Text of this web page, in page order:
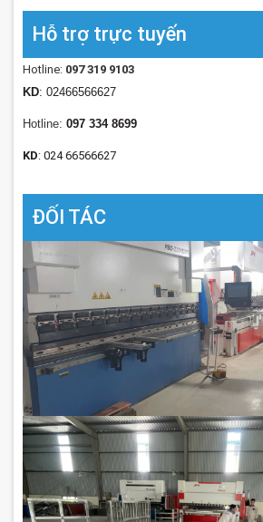
Hỗ trợ trực tuyến
Hotline: 097 319 9103
KD: 02466566627
Hotline: 097 334 8699
KD: 024 66566627
ĐỐI TÁC